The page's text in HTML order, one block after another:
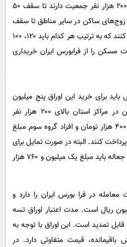
که در مراکز استان‌های بالای ۲۰۰ هزار نفر جمعیت دارند تا سقف ۵۰
زوج‌های ساکن در سایر مناطق تا سقف
۴۰ میلیون تومان وام دریافت کنند که به ترتیب هر کدام باید ۱۲۰، ۱۰۰
مسکن را از فرابورس ایران خریداری
برای خرید این اوراق پنج میلیون
و۲۸۰ هزار تومان، افراد ساکن در مراکز استان بالای ۲۰۰ هزار نفر
جمعیت مبلغ چهار میلیون و ۴۰۰ هزار تومان و افراد گروه سوم مبلغ
هزار تومان پرداخت کنند. البته در صورت تمایل برای
دریافت وام ۲۰ میلیون تومانی جعاله باید مبلغ یک میلیون و ۷۶۰ هزار
در فرا بورس ایران را دارد و
ریال است. مدت اعتبار اوراق تسه
تمدید است. این اوراق با توجه به
باقیمانده، قیمت متفاوتی دارد. در